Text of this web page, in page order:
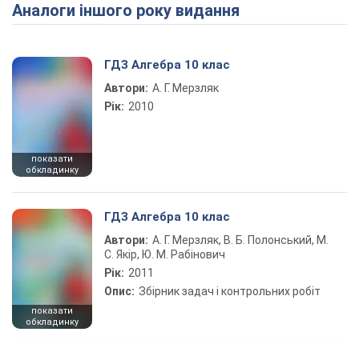
Play Video
Аналоги іншого року видання
показати
обкладинку
ГДЗ Алгебра 10 клас
Автори: А. Г. Мерзляк
Рік: 2010
показати
обкладинку
ГДЗ Алгебра 10 клас
Автори: А. Г. Мерзляк, В. Б. Полонський, М.
С. Якір, Ю. М. Рабінович
Рік: 2011
Опис: Збірник задач і контрольних робіт